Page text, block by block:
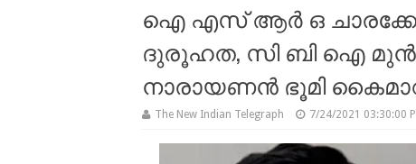
ഐ എസ് ആര്‍ ഒ
ദുരൂഹത, സി ബി ഐ മുന്‍
നാരായണന്‍ ഭൂമി
The New Indian Telegraph 7/24/2021 03:30:00